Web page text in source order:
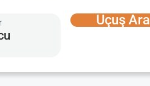
Uçuş Ara